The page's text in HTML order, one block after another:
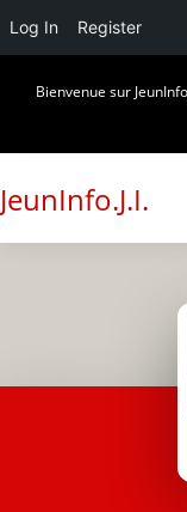
Log In Register
Bienvenue sur
JeunInfo.J.I.